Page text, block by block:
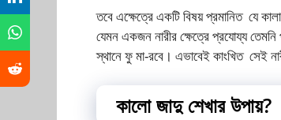
তবে এক্ষেত্রে একটি বিষয় প্রমানিত যে
যেমন একজন নারীর ক্ষেত্রে প্রযোয্য
স্থানে ফু মা-রবে। এভাবেই কাংখিত সেই
কালো জাদু শেখার উপায়?